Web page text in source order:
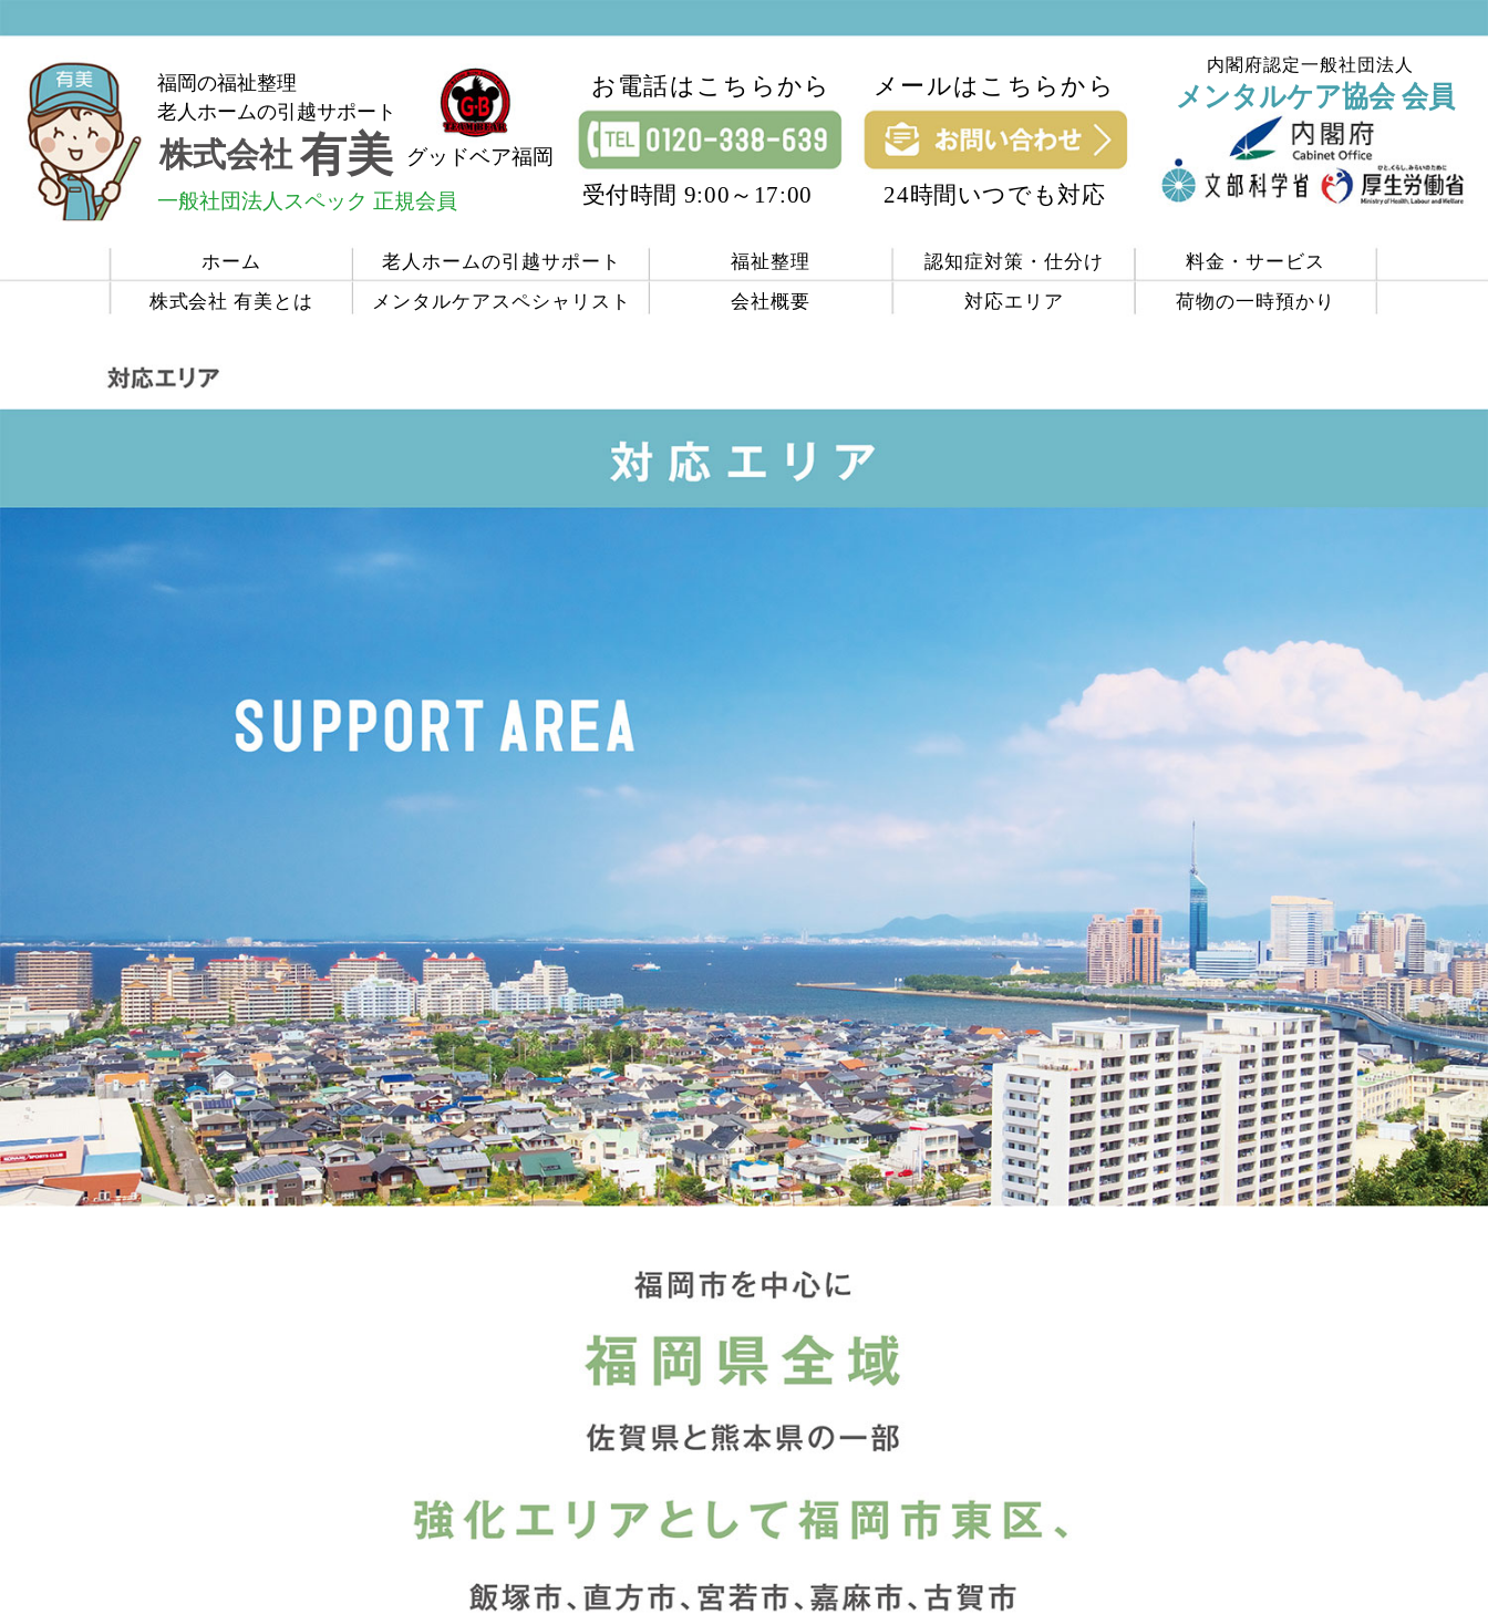
福岡の福祉整理
老人ホームの引越サポート
株式会社 有美
グッドベア福岡
一般社団法人スペック 正規会員
お電話はこちらから
受付時間 9:00～17:00
メールはこちらから
24時間いつでも対応
内閣府認定一般社団法人
メンタルケア協会 会員
ホーム 老人ホームの引越サポート 福祉整理 認知症対策・仕分け
料金・サービス
株式会社 有美とは
メンタルケアスペシャリスト 会社概要 対応エリア 荷物の一時預かり